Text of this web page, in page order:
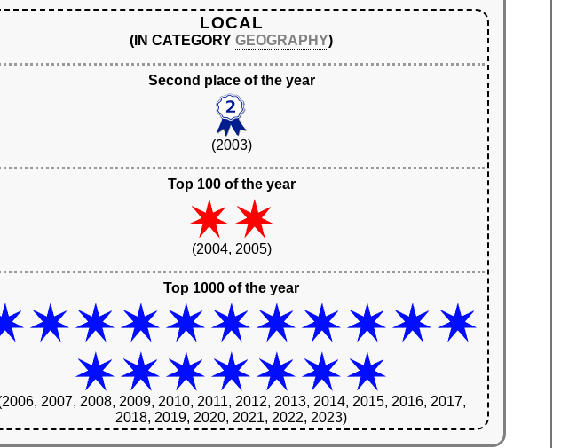
LOCAL
(IN CATEGORYGEOGRAPHY)
Second place of the year
(2003)
Top 100 of the year
(2004, 2005)
Top 1000 of the year
2007, 2008, 2009, 2010, 2011, 2012, 2013, 2014, 2015, 2016, 2017,
2018, 2019, 2020, 2021, 2022, 2023)